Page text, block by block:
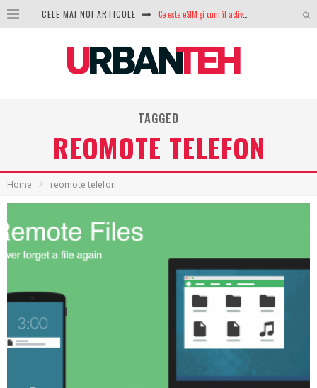
CELE MAI NOI ARTICOLE Ce este eSIM și cum îl activezi pe telefon? Ghid complet pentru Android și iPhone
Analiza producției fotovoltaice în România – cât produce un sistem solar pe timp de iarnă?
TAGGED
REOMOTE TELEFON
Home reomote telefon